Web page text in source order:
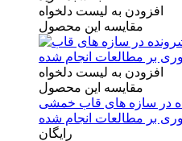
افزودن به لیست دلخواه
مقایسه این محصول
افزودن به لیست دلخواه
مقایسه این محصول
در سازه های قاب خمشی
بر مطالعات انجام شده
رایگان